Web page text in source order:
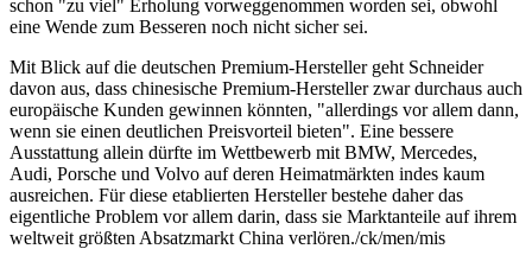
schon "zu viel" Erholung vorweggenommen worden sei, obwohl
eine Wende zum Besseren noch nicht sicher sei.
Mit Blick auf die deutschen Premium-Hersteller geht Schneider
davon aus, dass chinesische Premium-Hersteller zwar durchaus auch
europäische Kunden gewinnen könnten, "allerdings vor allem dann,
wenn sie einen deutlichen Preisvorteil bieten". Eine bessere
Ausstattung allein dürfte im Wettbewerb mit BMW, Mercedes,
Audi, Porsche und Volvo auf deren Heimatmärkten indes kaum
ausreichen. Für diese etablierten Hersteller bestehe daher das
eigentliche Problem vor allem darin, dass sie Marktanteile auf ihrem
weltweit größten Absatzmarkt China verlören./ck/men/mis